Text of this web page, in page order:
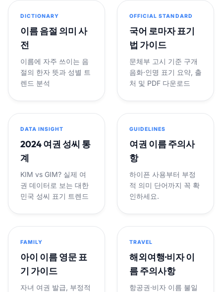
DICTIONARY
이름 음절 의미 사
전
이름에 자주 쓰이는 음
절의 한자 뜻과 성별 트
렌드 분석
OFFICIAL STANDARD
국어 로마자 표기
법 가이드
문체부 고시 기준 구개
음화·인명 표기 요약, 출
처 및 PDF 다운로드
DATA INSIGHT
2024 여권 성씨 통
계
KIM vs GIM? 실제 여
권 데이터로 보는 대한
민국 성씨 표기 트렌드
GUIDELINES
여권 이름 주의사
항
하이픈 사용부터 부정
적 의미 단어까지 꼭 확
인하세요.
FAMILY
아이 이름 영문 표
기 가이드
자녀 여권 발급, 부정적
TRAVEL
해외여행·비자 이
름 주의사항
항공권·비자 이름 불일